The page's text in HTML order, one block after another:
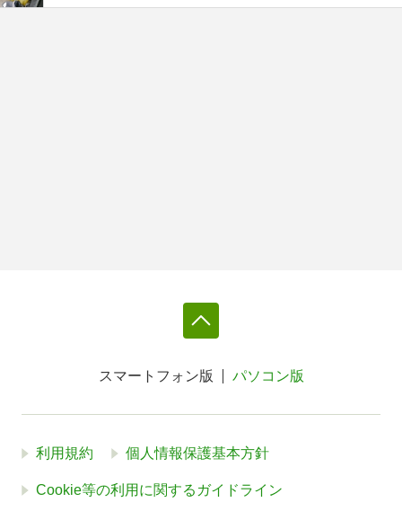
スマートフォン版 パソコン版
利用規約 個人情報保護基本方針
Cookie等の利用に関するガイドライン